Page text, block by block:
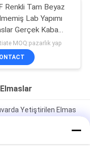
Renkli Tam Beyaz
Lab Yapımı
Gerçek Kaba
Gevşek Elmas
MOQ:pazarlık yap
Yetiştirilen Elmas
Laboratuvar Yapımı